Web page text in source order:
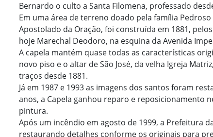
Bernardo o culto a Santa Filomena, professado
Em uma área de terreno doado pela família
Apostolado da Oração, foi construída em 1881,
hoje Marechal Deodoro, na esquina da Avenida
A capela mantém quase todas as características
novo piso e o altar de São José, da velha Igreja
traços desde 1881.
Já em 1987 e 1993 as imagens dos santos foram
anos, a Capela ganhou reparo e reposicionamento
pintura.
Após um incêndio em agosto de 1999, a Prefeitura
restaurando detalhes conforme os originais para